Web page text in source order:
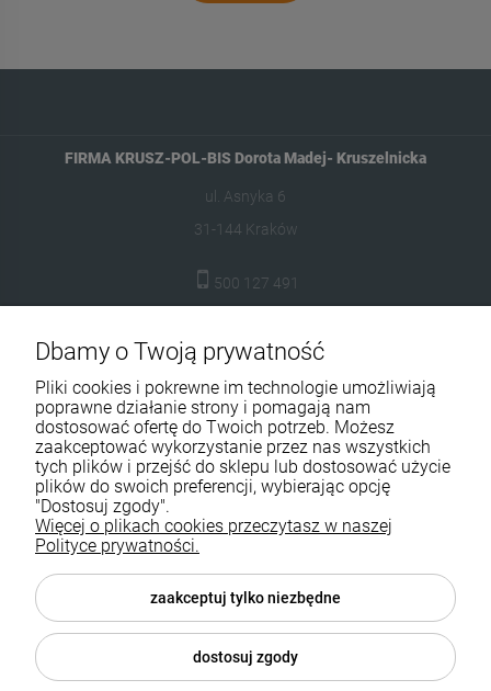
FIRMA KRUSZ-POL-BIS Dorota Madej- Kruszelnicka
ul. Asnyka 6
31-144 Kraków
500 127 491
Moje konto
Dostawa i płatność
Kontakt
Sklepy Shoper Aktynova
Dbamy o Twoją prywatność
Pliki cookies i pokrewne im technologie umożliwiają
poprawne działanie strony i pomagają nam
dostosować ofertę do Twoich potrzeb. Możesz
zaakceptować wykorzystanie przez nas wszystkich
tych plików i przejść do sklepu lub dostosować użycie
plików do swoich preferencji, wybierając opcję
"Dostosuj zgody".
Więcej o plikach cookies przeczytasz w naszej
Polityce prywatności.
zaakceptuj tylko niezbędne
dostosuj zgody